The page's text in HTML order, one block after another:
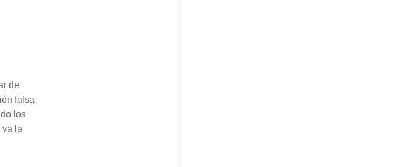
de
falsa
los
va la